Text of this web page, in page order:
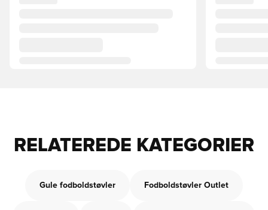
RELATEREDE KATEGORIER
Gule fodboldstøvler Fodboldstøvler Outlet